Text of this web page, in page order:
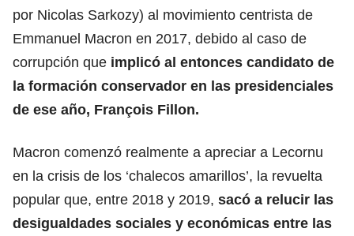
por Nicolas Sarkozy) al movimiento centrista de
Emmanuel Macron en 2017, debido al caso de
corrupción que implicó al entonces candidato de
la formación conservador en las presidenciales
de ese año, François Fillon.
Macron comenzó realmente a apreciar a Lecornu
en la crisis de los ‘chalecos amarillos’, la revuelta
popular que, entre 2018 y 2019, sacó a relucir las
desigualdades sociales y económicas entre las